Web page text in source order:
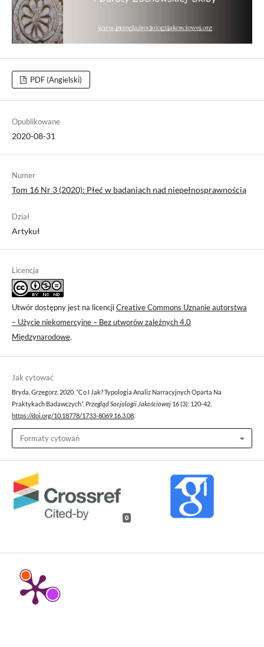
PDF (Angielski)
Opublikowane
2020-08-31
Numer
Tom 16 Nr 3 (2020): Płeć w badaniach nad niepełnosprawnością
Dział
Artykuł
Licencja
Utwór dostępny jest na licencjiCreative Commons Uznanie autorstwa
– Użycie niekomercyjne – Bez utworów zależnych 4.0
Międzynarodowe.
Jak cytować
Bryda, Grzegorz. 2020. “Co I Jak? Typologia Analiz Narracyjnych Oparta Na
Praktykach Badawczych”. Przegląd Socjologii Jakościowej 16 (3): 120-42.
https://doi.org/10.18778/1733-8069.16.3.08
Formaty cytowań
0